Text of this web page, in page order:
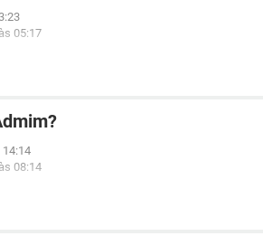
05:17
14:14
08:14